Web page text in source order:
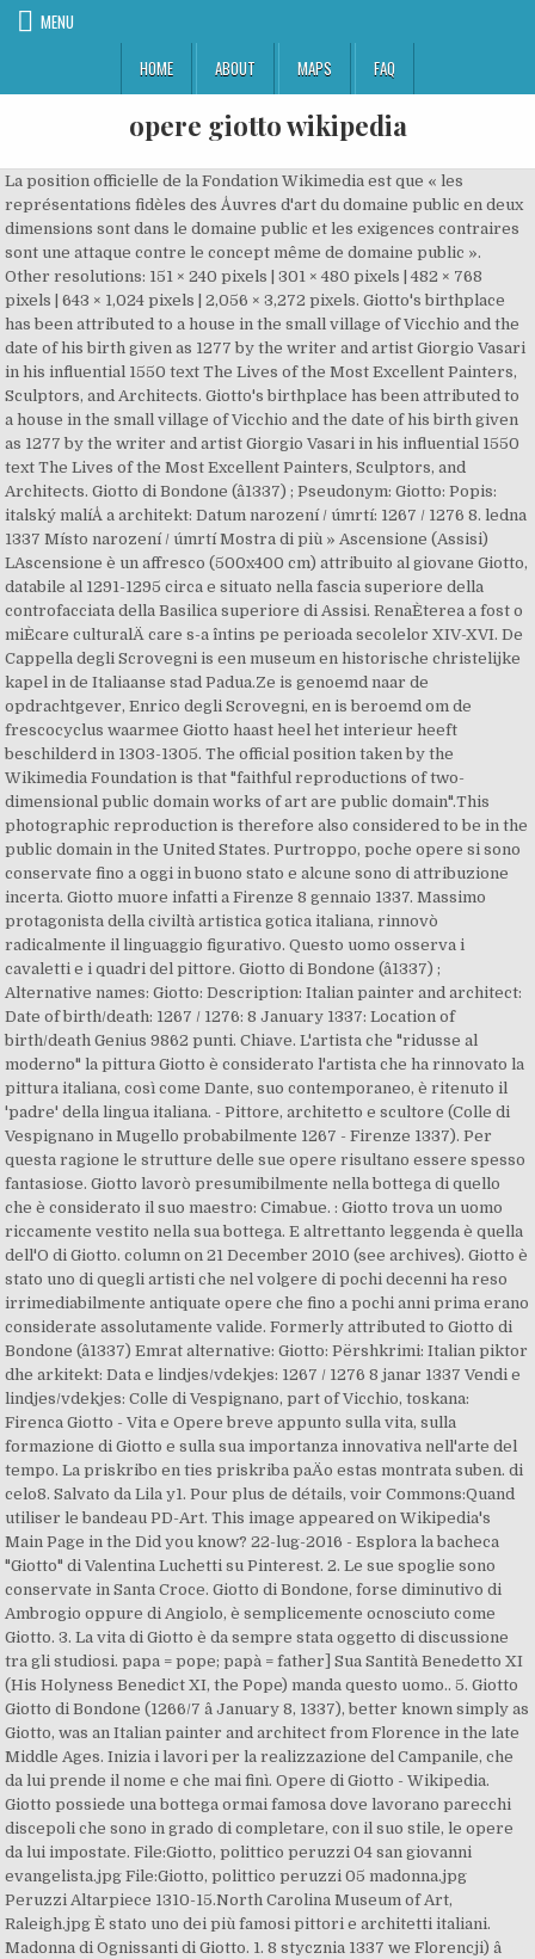
MENU
HOME
ABOUT MAPS FAQ
opere giotto wikipedia
La position officielle de la Fondation Wikimedia est que « les
représentations fidèles des Åuvres d'art du domaine public en deux
dimensions sont dans le domaine public et les exigences contraires
sont une attaque contre le concept même de domaine public ».
Other resolutions: 151 × 240 pixels | 301 × 480 pixels | 482 × 768
pixels | 643 × 1,024 pixels | 2,056 × 3,272 pixels. Giotto's birthplace
has been attributed to a house in the small village of Vicchio and the
date of his birth given as 1277 by the writer and artist Giorgio Vasari
in his influential 1550 text The Lives of the Most Excellent Painters,
Sculptors, and Architects. Giotto's birthplace has been attributed to
a house in the small village of Vicchio and the date of his birth given
as 1277 by the writer and artist Giorgio Vasari in his influential 1550
text The Lives of the Most Excellent Painters, Sculptors, and
Architects. Giotto di Bondone (â1337) ; Pseudonym: Giotto: Popis:
italský malíÅ a architekt: Datum narození / úmrtí: 1267 / 1276 8. ledna
1337 Místo narození / úmrtí Mostra di più » Ascensione (Assisi)
LAscensione è un affresco (500x400 cm) attribuito al giovane Giotto,
databile al 1291-1295 circa e situato nella fascia superiore della
controfacciata della Basilica superiore di Assisi. RenaÈterea a fost o
miÈcare culturalÄ care s-a întins pe perioada secolelor XIV-XVI. De
Cappella degli Scrovegni is een museum en historische christelijke
kapel in de Italiaanse stad Padua.Ze is genoemd naar de
opdrachtgever, Enrico degli Scrovegni, en is beroemd om de
frescocyclus waarmee Giotto haast heel het interieur heeft
beschilderd in 1303-1305. The official position taken by the
Wikimedia Foundation is that "faithful reproductions of two-
dimensional public domain works of art are public domain".This
photographic reproduction is therefore also considered to be in the
public domain in the United States. Purtroppo, poche opere si sono
conservate fino a oggi in buono stato e alcune sono di attribuzione
incerta. Giotto muore infatti a Firenze 8 gennaio 1337. Massimo
protagonista della civiltà artistica gotica italiana, rinnovò
radicalmente il linguaggio figurativo. Questo uomo osserva i
cavaletti e i quadri del pittore. Giotto di Bondone (â1337) ;
Alternative names: Giotto: Description: Italian painter and architect:
Date of birth/death: 1267 / 1276: 8 January 1337: Location of
birth/death Genius 9862 punti. Chiave. L'artista che "ridusse al
moderno" la pittura Giotto è considerato l'artista che ha rinnovato la
pittura italiana, così come Dante, suo contemporaneo, è ritenuto il
'padre' della lingua italiana. - Pittore, architetto e scultore (Colle di
Vespignano in Mugello probabilmente 1267 - Firenze 1337). Per
questa ragione le strutture delle sue opere risultano essere spesso
fantasiose. Giotto lavorò presumibilmente nella bottega di quello
che è considerato il suo maestro: Cimabue. : Giotto trova un uomo
riccamente vestito nella sua bottega. E altrettanto leggenda è quella
dell'O di Giotto. column on 21 December 2010 (see archives). Giotto è
stato uno di quegli artisti che nel volgere di pochi decenni ha reso
irrimediabilmente antiquate opere che fino a pochi anni prima erano
considerate assolutamente valide. Formerly attributed to Giotto di
Bondone (â1337) Emrat alternative: Giotto: Përshkrimi: Italian piktor
dhe arkitekt: Data e lindjes/vdekjes: 1267 / 1276 8 janar 1337 Vendi e
lindjes/vdekjes: Colle di Vespignano, part of Vicchio, toskana:
Firenca Giotto - Vita e Opere breve appunto sulla vita, sulla
formazione di Giotto e sulla sua importanza innovativa nell'arte del
tempo. La priskribo en ties priskriba paÄo estas montrata suben. di
celo8. Salvato da Lila y1. Pour plus de détails, voir Commons:Quand
utiliser le bandeau PD-Art. This image appeared on Wikipedia's
Main Page in the Did you know? 22-lug-2016 - Esplora la bacheca
"Giotto" di Valentina Luchetti su Pinterest. 2. Le sue spoglie sono
conservate in Santa Croce. Giotto di Bondone, forse diminutivo di
Ambrogio oppure di Angiolo, è semplicemente ocnosciuto come
Giotto. 3. La vita di Giotto è da sempre stata oggetto di discussione
tra gli studiosi. papa = pope; papà = father] Sua Santità Benedetto XI
(His Holyness Benedict XI, the Pope) manda questo uomo.. 5. Giotto
Giotto di Bondone (1266/7 â January 8, 1337), better known simply as
Giotto, was an Italian painter and architect from Florence in the late
Middle Ages. Inizia i lavori per la realizzazione del Campanile, che
da lui prende il nome e che mai finì. Opere di Giotto - Wikipedia.
Giotto possiede una bottega ormai famosa dove lavorano parecchi
discepoli che sono in grado di completare, con il suo stile, le opere
da lui impostate. File:Giotto, polittico peruzzi 04 san giovanni
evangelista.jpg File:Giotto, polittico peruzzi 05 madonna.jpg
Peruzzi Altarpiece 1310-15.North Carolina Museum of Art,
Raleigh.jpg È stato uno dei più famosi pittori e architetti italiani.
Madonna di Ognissanti di Giotto. 1. 8 stycznia 1337 we Florencji) â